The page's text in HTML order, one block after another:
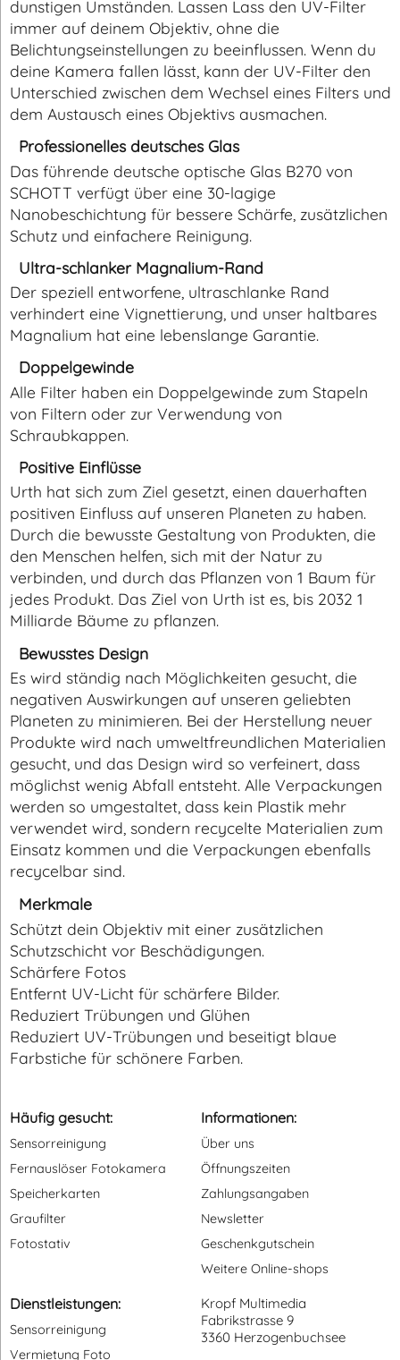
dunstigen Umständen. Lassen Lass den UV-Filter
immer auf deinem Objektiv, ohne die
Belichtungseinstellungen zu beeinflussen. Wenn du
deine Kamera fallen lässt, kann der UV-Filter den
Unterschied zwischen dem Wechsel eines Filters und
dem Austausch eines Objektivs ausmachen.
Professionelles deutsches Glas
Das führende deutsche optische Glas B270 von
SCHOTT verfügt über eine 30-lagige
Nanobeschichtung für bessere Schärfe, zusätzlichen
Schutz und einfachere Reinigung.
Ultra-schlanker Magnalium-Rand
Der speziell entworfene, ultraschlanke Rand
verhindert eine Vignettierung, und unser haltbares
Magnalium hat eine lebenslange Garantie.
Doppelgewinde
Alle Filter haben ein Doppelgewinde zum Stapeln
von Filtern oder zur Verwendung von
Schraubkappen.
Positive Einflüsse
Urth hat sich zum Ziel gesetzt, einen dauerhaften
positiven Einfluss auf unseren Planeten zu haben.
Durch die bewusste Gestaltung von Produkten, die
den Menschen helfen, sich mit der Natur zu
verbinden, und durch das Pflanzen von 1 Baum für
jedes Produkt. Das Ziel von Urth ist es, bis 2032 1
Milliarde Bäume zu pflanzen.
Bewusstes Design
Es wird ständig nach Möglichkeiten gesucht, die
negativen Auswirkungen auf unseren geliebten
Planeten zu minimieren. Bei der Herstellung neuer
Produkte wird nach umweltfreundlichen Materialien
gesucht, und das Design wird so verfeinert, dass
möglichst wenig Abfall entsteht. Alle Verpackungen
werden so umgestaltet, dass kein Plastik mehr
verwendet wird, sondern recycelte Materialien zum
Einsatz kommen und die Verpackungen ebenfalls
recycelbar sind.
Merkmale
Schützt dein Objektiv mit einer zusätzlichen
Schutzschicht vor Beschädigungen.
Schärfere Fotos
Entfernt UV-Licht für schärfere Bilder.
Reduziert Trübungen und Glühen
Reduziert UV-Trübungen und beseitigt blaue
Farbstiche für schönere Farben.
Häufig gesucht:
Sensorreinigung
Fernauslöser Fotokamera
Speicherkarten
Graufilter
Fotostativ
Informationen:
Über uns
Öffnungszeiten
Zahlungsangaben
Newsletter
Geschenkgutschein
Weitere Online-shops
Dienstleistungen:
Sensorreinigung
Vermietung Foto
Kropf Multimedia
Fabrikstrasse 9
3360 Herzogenbuchsee